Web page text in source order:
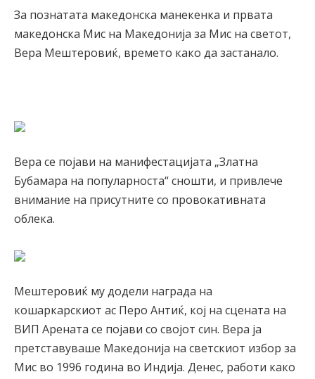
За познатата македонска манекенка и првата
македонска Мис на Македонија за Мис на светот,
Вера Мештеровиќ, времето како да застанало.
Вера се појави на манифестацијата „Златна
Бубамара на популарноста“ сношти, и привлече
внимание на присутните со провокативната
облека.
Мештеровиќ му додели награда на
кошаркарскиот ас Перо Антиќ, кој на сцената на
ВИП Арената се појави со својот син. Вера ја
претставуваше Македонија на светскиот избор за
Мис во 1996 година во Индија. Денес, работи како